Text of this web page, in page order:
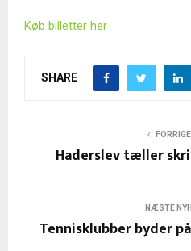
Køb billetter her
SHARE
Haderslev tæller
NÆSTE
Tennisklubber byder